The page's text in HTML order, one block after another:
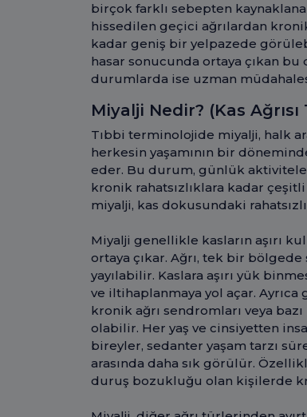
birçok farklı sebepten
hissedilen geçici ağrılardan
kadar geniş bir yelpazede
hasar sonucunda ortaya çıkan
durumlarda ise uzman
Miyalji Nedir? (Kas Ağrısı
Tıbbi terminolojide miyalji, halk
herkesin yaşamının bir
eder. Bu durum, günlük
kronik rahatsızlıklara kadar
miyalji, kas dokusundaki
Miyalji genellikle kasların aşırı
ortaya çıkar. Ağrı, tek bir
yayılabilir. Kaslara aşırı yük
ve iltihaplanmaya yol açar.
kronik ağrı sendromları veya
olabilir. Her yaş ve cinsiyetten
bireyler, sedanter yaşam tarzı
arasında daha sık görülür.
duruş bozukluğu olan kişilerde